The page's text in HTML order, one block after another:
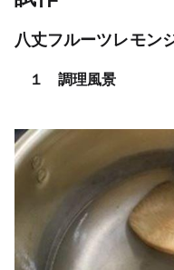
八丈フルーツレモン
１ 調理風景